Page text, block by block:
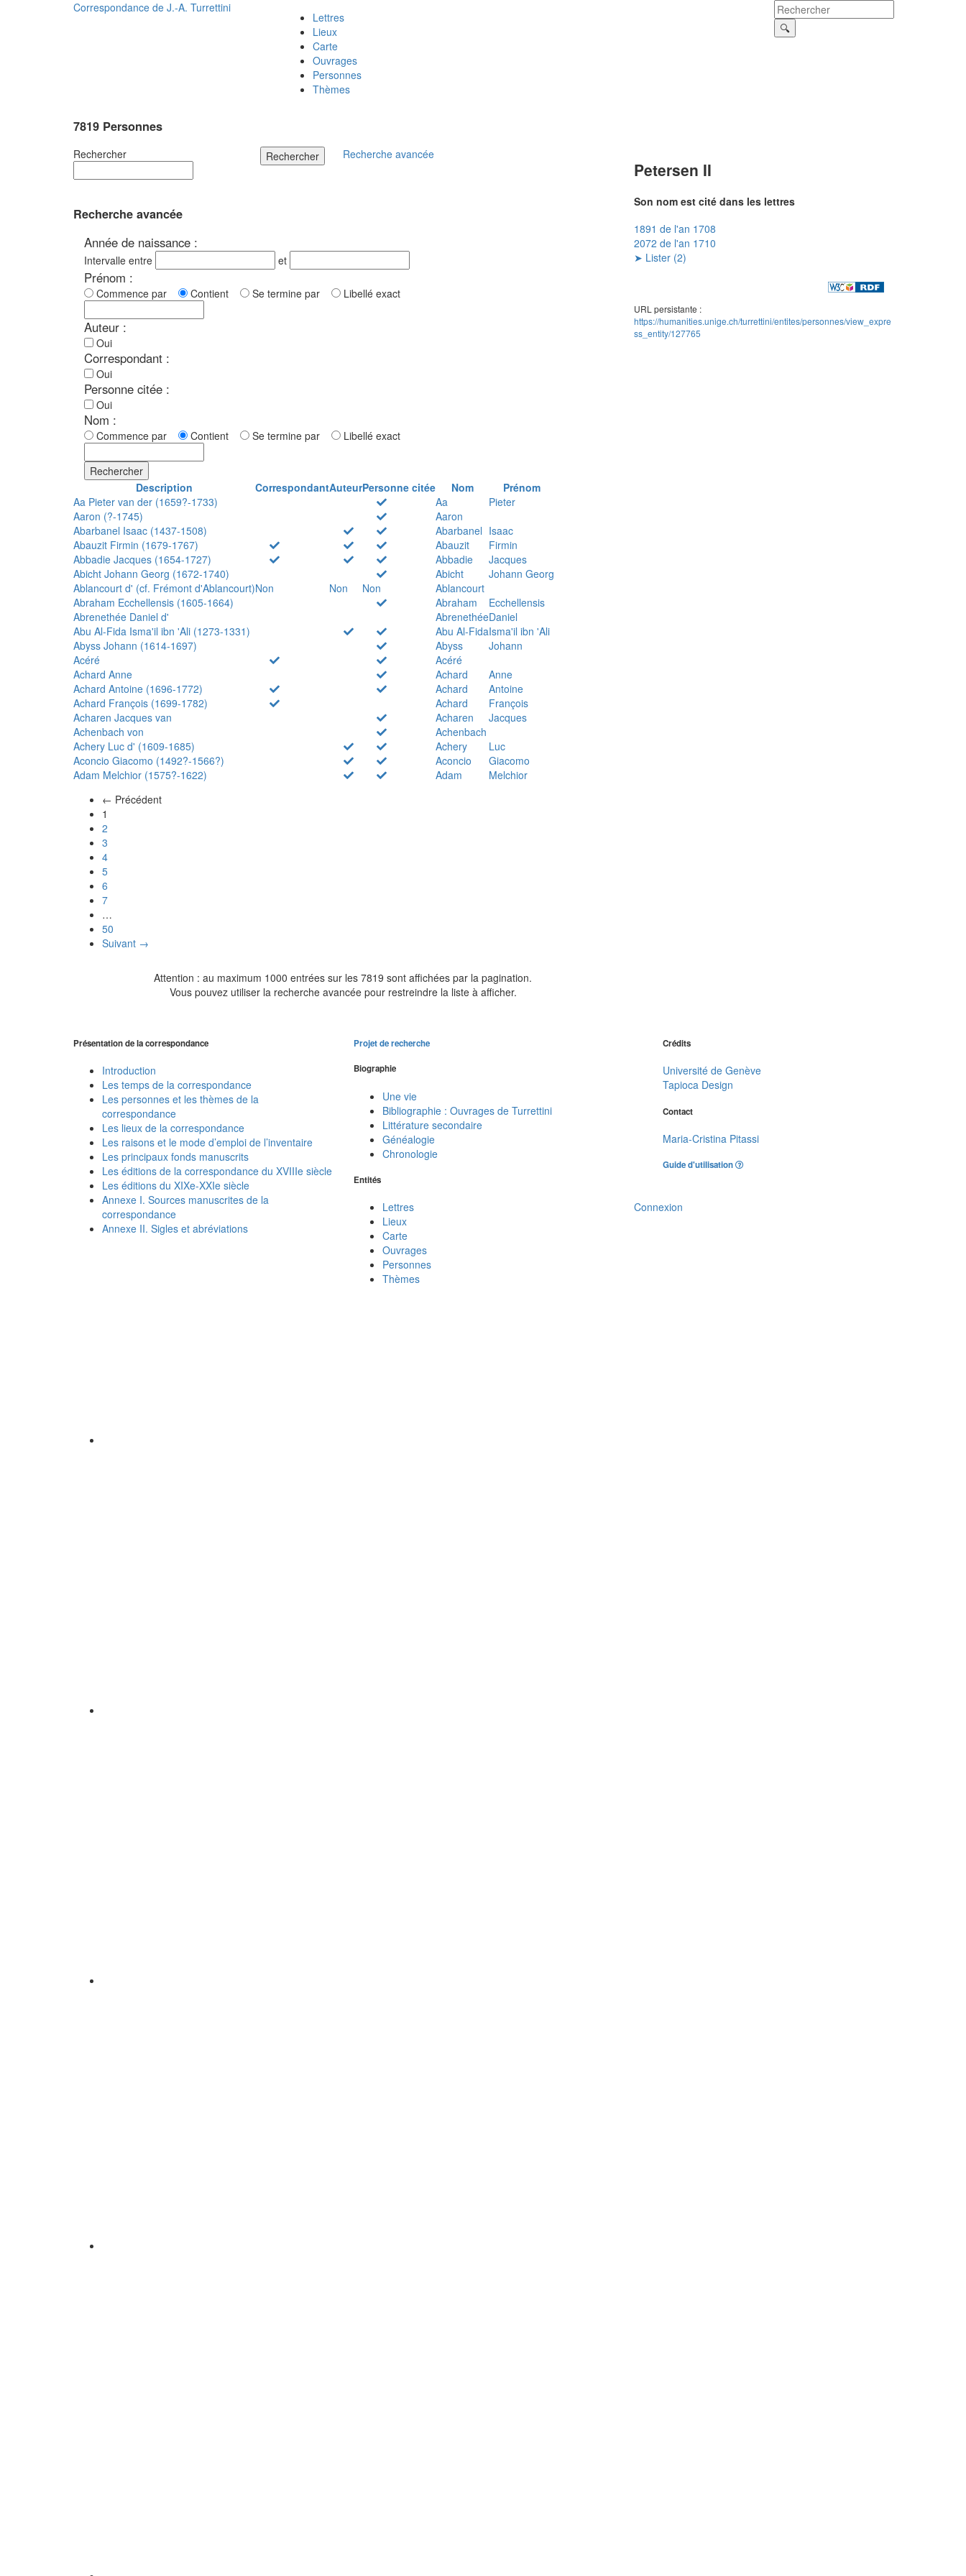
Correspondance de J.-A. Turrettini
Lettres
Lieux
Carte
Ouvrages
Personnes
Thèmes
7819 Personnes
Rechercher Rechercher Recherche avancée
Recherche avancée
Année de naissance :
Intervalle entre et
Prénom :
Commence par Contient Se termine par Libellé exact
Auteur :
Oui
Correspondant :
Oui
Personne citée :
Oui
Nom :
Commence par Contient Se termine par Libellé exact
Rechercher
Description
CorrespondantAuteurPersonne citée Nom
Prénom
Aa Pieter van der (1659?-1733)
Aa
Pieter
Aaron (?-1745)
Aaron
Abarbanel Isaac (1437-1508)
Abarbanel Isaac
Abauzit Firmin (1679-1767)
Abauzit
Firmin
Abbadie Jacques (1654-1727)
Abbadie
Jacques
Abicht Johann Georg (1672-1740)
Abicht
Johann Georg
Ablancourt d' (cf. Frémont d'Ablancourt)Non Non Non
Ablancourt
Abraham Ecchellensis (1605-1664)
Abraham
Ecchellensis
Abrenethée Daniel d'
AbrenethéeDaniel
Abu Al-Fida Isma'il ibn 'Ali (1273-1331)
Abu Al-FidaIsma'il ibn 'Ali
Abyss Johann (1614-1697)
Abyss
Johann
Acéré
Acéré
Achard Anne
Achard
Anne
Achard Antoine (1696-1772)
Achard
Antoine
Achard François (1699-1782)
Achard
François
Acharen Jacques van
Acharen
Jacques
Achenbach von
Achenbach
Achery Luc d' (1609-1685)
Achery
Luc
Aconcio Giacomo (1492?-1566?)
Aconcio
Giacomo
Adam Melchior (1575?-1622)
Adam
Melchior
← Précédent
1
2
3
4
5
6
7
…
50
Suivant →
Attention : au maximum 1000 entrées sur les 7819 sont affichées par la pagination.
Vous pouvez utiliser la recherche avancée pour restreindre la liste à afficher.
Petersen II
Son nom est cité dans les lettres
1891 de l'an 1708
2072 de l'an 1710
➤ Lister (2)
URL persistante :
https://humanities.unige.ch/turrettini/entites/personnes/view_expre
ss_entity/127765
Présentation de la correspondance
Introduction
Les temps de la correspondance
Les personnes et les thèmes de la
correspondance
Les lieux de la correspondance
Les raisons et le mode d’emploi de l’inventaire
Les principaux fonds manuscrits
Les éditions de la correspondance du XVIIIe siècle
Les éditions du XIXe-XXIe siècle
Annexe I. Sources manuscrites de la
correspondance
Annexe II. Sigles et abréviations
Projet de recherche
Biographie
Une vie
Bibliographie : Ouvrages de Turrettini
Littérature secondaire
Généalogie
Chronologie
Entités
Lettres
Lieux
Carte
Ouvrages
Personnes
Thèmes
Crédits
Université de Genève
Tapioca Design
Contact
Maria-Cristina Pitassi
Guide d'utilisation
Connexion